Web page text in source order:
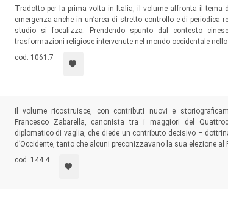
Tradotto per la prima volta in Italia, il volume affronta il tema
emergenza anche in un’area di stretto controllo e di periodica
studio si focalizza. Prendendo spunto dal contesto
trasformazioni religiose intervenute nel mondo occidentale
cod. 1061.7
Il volume ricostruisce, con contributi nuovi e
Francesco Zabarella, canonista tra i maggiori del
diplomatico di vaglia, che diede un contributo decisivo –
d’Occidente, tanto che alcuni preconizzavano la sua elezione al
cod. 144.4